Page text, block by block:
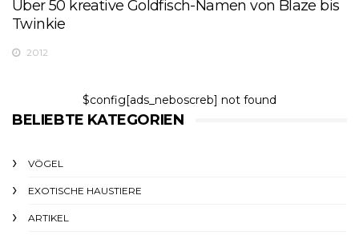
Über 50 kreative Goldfisch-Namen von Blaze bis
Twinkie
2012
$config[ads_neboscreb] not found
BELIEBTE KATEGORIEN
VÖGEL
EXOTISCHE HAUSTIERE
ARTIKEL